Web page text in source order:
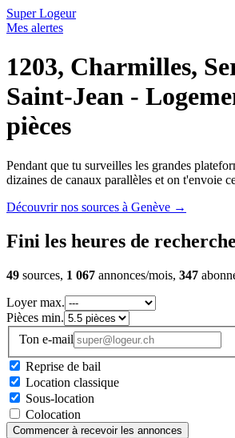
Super Logeur
Mes alertes
1203, Charmilles,
Saint-Jean -
pièces
Pendant que tu surveilles les grandes
dizaines de canaux parallèles et on t'envoie
Découvrir nos sources à Genève →
Fini les heures de recherche
49 sources, 1 067 annonces/mois, 347
Loyer max.
Pièces min.
Ton e-mail
Reprise de bail
Location classique
Sous-location
Colocation
Commencer à recevoir les annonces